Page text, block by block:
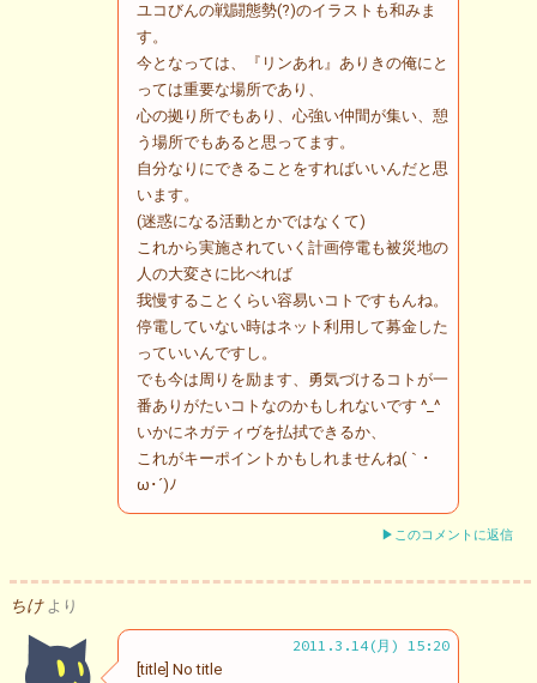
ユコびんの戦闘態勢(?)のイラストも和みま
す。
今となっては、『リンあれ』ありきの俺にと
っては重要な場所であり、
心の拠り所でもあり、心強い仲間が集い、憩
う場所でもあると思ってます。
自分なりにできることをすればいいんだと思
います。
(迷惑になる活動とかではなくて)
これから実施されていく計画停電も被災地の
人の大変さに比べれば
我慢することくらい容易いコトですもんね。
停電していない時はネット利用して募金した
っていいんですし。
でも今は周りを励ます、勇気づけるコトが一
番ありがたいコトなのかもしれないです ^_^
いかにネガティヴを払拭できるか、
これがキーポイントかもしれませんね(｀･
ω･´)ﾉ
▶このコメントに返信
ちけ より
2011.3.14(月) 15:20
[title] No title